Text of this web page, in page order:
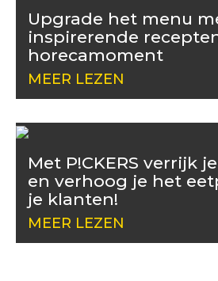
Upgrade het menu
inspirerende
horecamoment
MEER LEZEN
Met P!CKERS verrijk
en verhoog je het
je klanten!
MEER LEZEN